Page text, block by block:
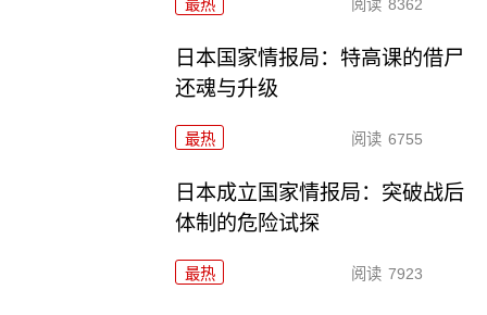
最热 阅读 8362
日本国家情报局：特高课的借尸
还魂与升级
最热 阅读 6755
日本成立国家情报局：突破战后
体制的危险试探
最热 阅读 7923